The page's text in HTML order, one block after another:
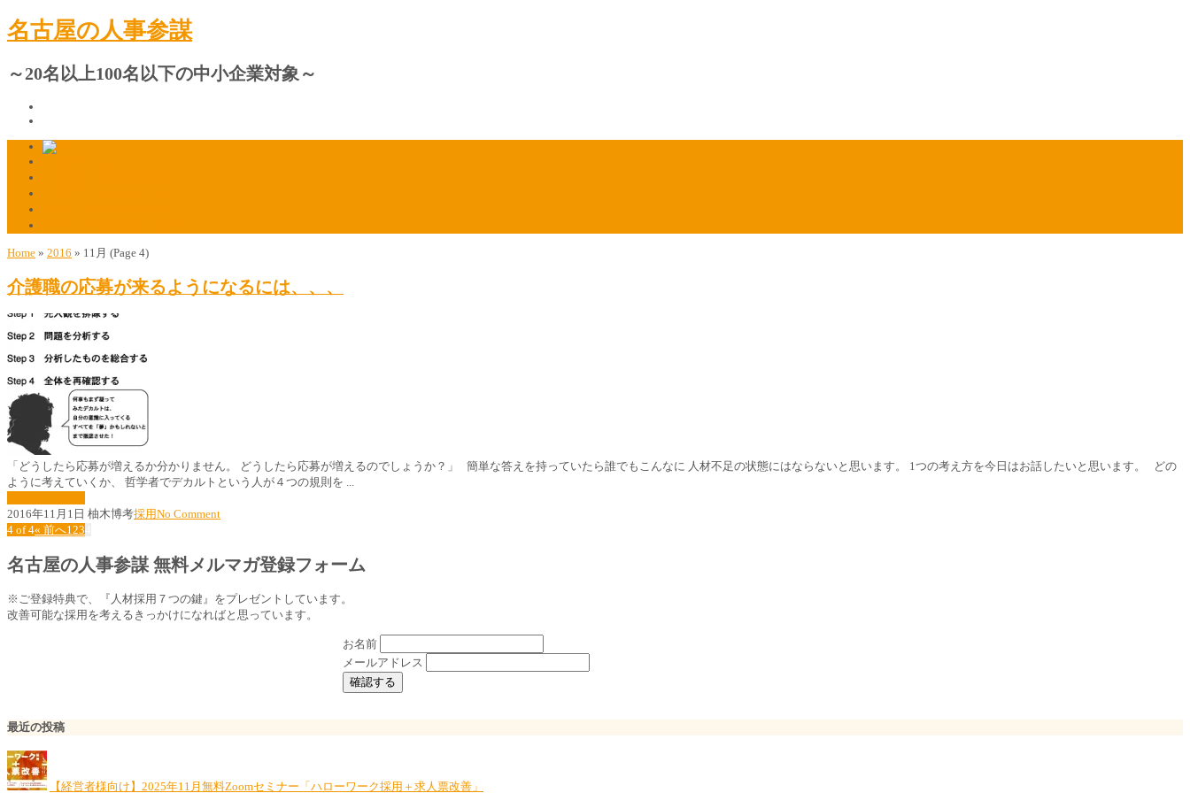
名古屋の人事参謀
～20名以上100名以下の中小企業対象～
Home » 2016 » 11月 (Page 4)
介護職の応募が来るようになるには、、、
「どうしたら応募が増えるか分かりません。 どうしたら応募が増えるのでしょうか？」 簡単な答えを持っていたら誰でもこんなに 人材不足の状態にはならないと思います。 1つの考え方を今日はお話したいと思います。 どの
ように考えていくか、 哲学者でデカルトという人が４つの規則を ...
2016年11月1日 柚木博考採用No Comment
4 of 4« 前へ123
名古屋の人事参謀 無料メルマガ登録フォーム
※ご登録特典で、『人材採用７つの鍵』をプレゼントしています。
改善可能な採用を考えるきっかけになればと思っています。
お名前
メールアドレス
最近の投稿
【経営者様向け】2025年11月無料Zoomセミナー「ハローワーク採用＋求人票改善」